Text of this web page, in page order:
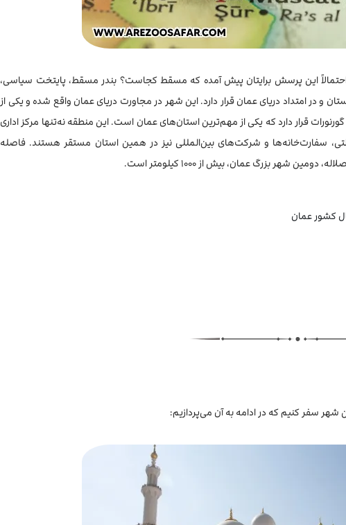
احتمالاً این پرسش برایتان پیش آمده که مسقط کجاست؟ بندر مسقط، پایتخت سیاسی،
در امتداد دریای عمان قرار دارد. این شهر در مجاورت دریای عمان واقع شده و یکی از
قرار دارد که یکی از مهم‌ترین استان‌های عمان است. این منطقه نه‌تنها مرکز اداری
سفارت‌خانه‌ها و شرکت‌های بین‌المللی نیز در همین استان مستقر هستند. فاصله
کشور عمان
سفر کنیم که در ادامه به آن می‌پردازیم: